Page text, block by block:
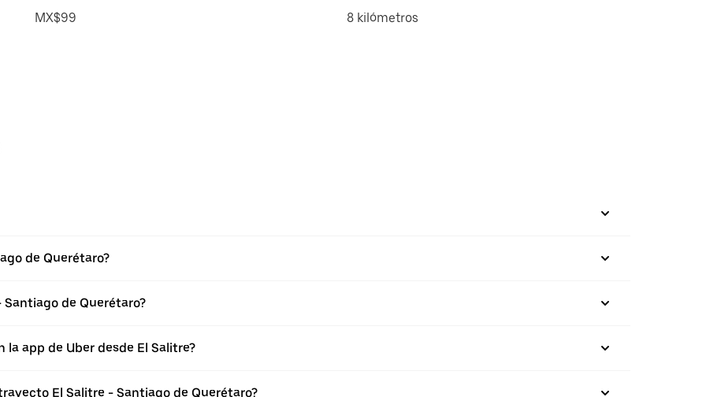
MX$99 8 kilómetros
de Querétaro?
de Querétaro?
app de Uber desde El Salitre?
El Salitre - Santiago de Querétaro?